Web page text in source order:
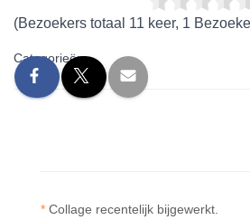
(Bezoekers totaal 11 keer, 1
Categorieën:
* Collage recentelijk bijgewerkt.